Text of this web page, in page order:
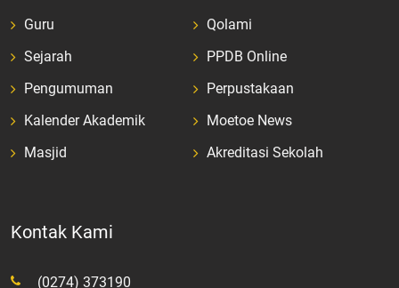
Guru
Sejarah
Pengumuman
Kalender Akademik
Masjid
Qolami
PPDB Online
Perpustakaan
Moetoe News
Akreditasi Sekolah
Kontak Kami
(0274) 373190